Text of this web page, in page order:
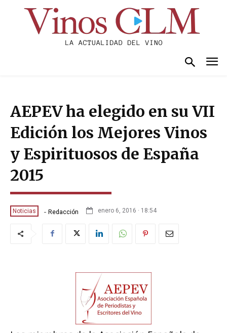
AEPEV ha elegido en su VII
Edición los Mejores Vinos
y Espirituosos de España
2015
Noticias - Redacción enero 6, 2016 · 18:54